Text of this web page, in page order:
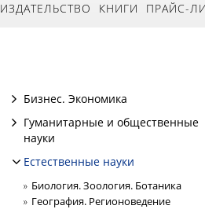
ИЗДАТЕЛЬСТВО КНИГИ ПРАЙС-
Бизнес. Экономика
Гуманитарные и общественные
науки
Естественные науки
Биология. Зоология. Ботаника
География. Регионоведение